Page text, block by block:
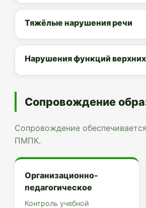
Тяжёлые нарушения речи
Нарушения функций
Сопровождение
Сопровождение
ПМПК.
Организационно-
педагогическое
Контроль учебной